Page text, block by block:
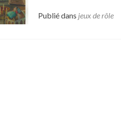
Publié dans jeux de rôle